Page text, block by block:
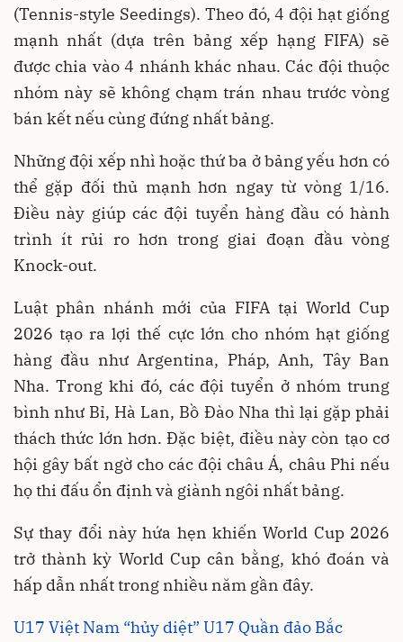
(Tennis-style Seedings). Theo đó, 4 đội hạt giống
mạnh nhất (dựa trên bảng xếp hạng FIFA) sẽ
được chia vào 4 nhánh khác nhau. Các đội thuộc
nhóm này sẽ không chạm trán nhau trước vòng
bán kết nếu cùng đứng nhất bảng.
Những đội xếp nhì hoặc thứ ba ở bảng yếu hơn có
thể gặp đối thủ mạnh hơn ngay từ vòng 1/16.
Điều này giúp các đội tuyển hàng đầu có hành
trình ít rủi ro hơn trong giai đoạn đầu vòng
Knock-out.
Luật phân nhánh mới của FIFA tại World Cup
2026 tạo ra lợi thế cực lớn cho nhóm hạt giống
hàng đầu như Argentina, Pháp, Anh, Tây Ban
Nha. Trong khi đó, các đội tuyển ở nhóm trung
bình như Bỉ, Hà Lan, Bồ Đào Nha thì lại gặp phải
thách thức lớn hơn. Đặc biệt, điều này còn tạo cơ
hội gây bất ngờ cho các đội châu Á, châu Phi nếu
họ thi đấu ổn định và giành ngôi nhất bảng.
Sự thay đổi này hứa hẹn khiến World Cup 2026
trở thành kỳ World Cup cân bằng, khó đoán và
hấp dẫn nhất trong nhiều năm gần đây.
U17 Việt Nam “hủy diệt” U17 Quần đảo Bắc